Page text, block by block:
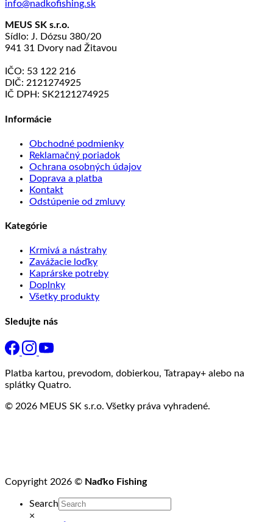
info@nadkofishing.sk
MEUS SK s.r.o.
Sídlo: J. Dózsu 380/20
941 31 Dvory nad Žitavou
IČO: 53 122 216
DIČ: 2121274925
IČ DPH: SK2121274925
Informácie
Obchodné podmienky
Reklamačný poriadok
Ochrana osobných údajov
Doprava a platba
Kontakt
Odstúpenie od zmluvy
Kategórie
Krmivá a nástrahy
Zavážacie loďky
Kaprárske potreby
Doplnky
Všetky produkty
Sledujte nás
Platba kartou, prevodom, dobierkou, Tatrapay+ alebo na
splátky Quatro.
© 2026 MEUS SK s.r.o. Všetky práva vyhradené.
Copyright 2026 © Naďko Fishing
Search
×